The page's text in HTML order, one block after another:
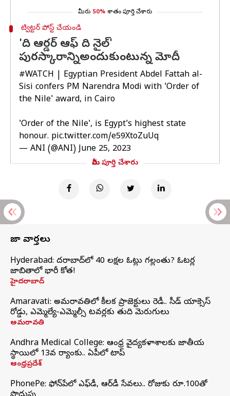
మీరు 50% శాతం పూర్తి చేశారు
ట్విట్టర్ పోస్ట్ చేయండి
'ది ఆర్డర్ ఆఫ్ ది నైల్'
పురస్కారాన్నిఅందుకుంటున్న మోదీ
#WATCH | Egyptian President Abdel Fattah al-
Sisi confers PM Narendra Modi with 'Order of
the Nile' award, in Cairo
'Order of the Nile', is Egypt's highest state
honour. pic.twitter.com/e59XtoZuUq
— ANI (@ANI)June 25, 2023
మీరు పూర్తి చేశారు
తాజా వార్తలు
Hyderabad: హైదరాబాద్‌లో 40 లక్షల ఓట్లు గల్లంతు? ఓటర్ల
జాబితాలో భారీ కోత!
హైదరాబాద్
Amaravati: అమరావతిలో కీలక ప్రాజెక్టులు రెడీ.. సీడ్‌ యాక్సెస్‌
రోడ్డు, ఎమ్మెల్యే-ఎమ్మెల్సీ టవర్లకు తుది మెరుగులు
అమరావతి
Andhra Medical College: ఆంధ్ర వైద్యకళాశాలకు జాతీయ
స్థాయిలో 13వ ర్యాంకు.. ఏపీలో టాప్
ఆంధ్రప్రదేశ్
PhonePe: ఫోన్‌పేలో ఎఫ్‌డీ, ఆర్‌డీ సేవలు.. రోజుకు రూ.100తో